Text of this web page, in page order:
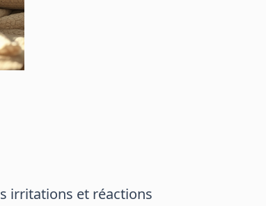
irritations et réactions